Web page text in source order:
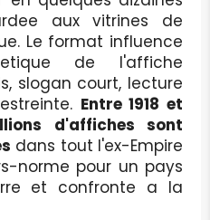
aux vitrines de
Le format influence
de l'affiche
slogan court, lecture
Entre 1918 et
d'affiches sont
dans tout l'ex-Empire
norme pour un pays
et confronte a la